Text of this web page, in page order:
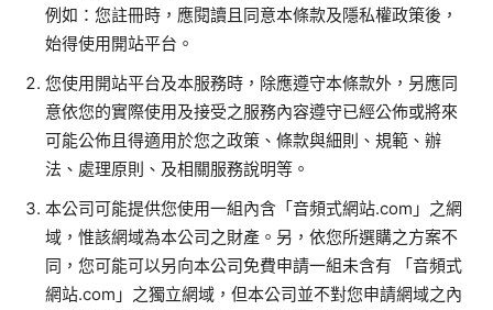
例如：您註冊時，應閱讀且同意本條款及隱私權政策後，
始得使用開站平台。
您使用開站平台及本服務時，除應遵守本條款外，另應同
意依您的實際使用及接受之服務內容遵守已經公佈或將來
可能公佈且得適用於您之政策、條款與細則、規範、辦
法、處理原則、及相關服務說明等。
本公司可能提供您使用一組內含「音頻式網站.com 」之網
域，惟該網域為本公司之財產。另，依您所選購之方案不
同，您可能可以另向本公司免費申請一組未含有 「音頻式
網站.com 」之獨立網域，但本公司並不對您申請網域之內